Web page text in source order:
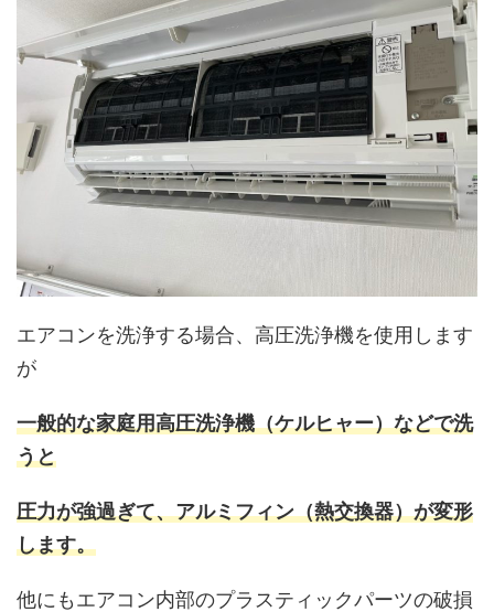
エアコンを洗浄する場合、高圧洗浄機を使用します
が
一般的な家庭用高圧洗浄機（ケルヒャー）などで洗
うと
圧力が強過ぎて、アルミフィン（熱交換器）が変形
します。
他にもエアコン内部のプラスティックパーツの破損